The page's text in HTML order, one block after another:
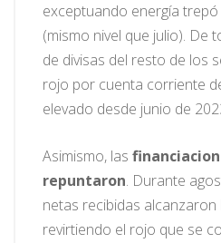
exceptuando energía trepó
(mismo nivel que julio). De
de divisas del resto de los
rojo por cuenta corriente
elevado desde junio de
Asimismo, las
repuntaron. Durante
netas recibidas alcanzaron
revirtiendo el rojo que se